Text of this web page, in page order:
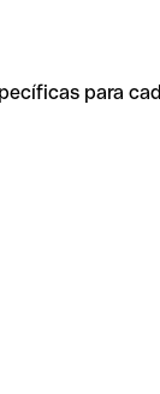
para